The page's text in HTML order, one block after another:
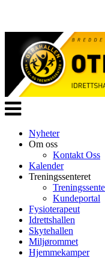
Veksle
navigasjon
Nyheter
Om oss
Kontakt Oss
Kalender
Treningssenteret
Kundeportal
Fysioterapeut
Idrettshallen
Skytehallen
Miljørommet
Hjemmekamper